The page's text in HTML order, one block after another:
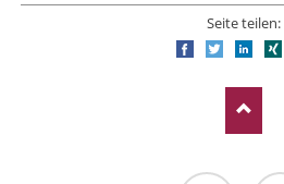
Seite teilen:
FacebookTwitter